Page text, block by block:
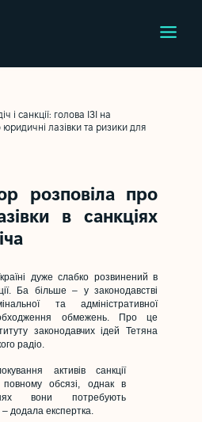
і санкції: голова ІЗІ на
юридичні лазівки та ризики для
розповіла про
в санкціях
дуже слабко розвинений в
Ба більше – у законодавстві
та адміністративної
обходження обмежень. Про це
законодавчих ідей Тетяна
радіо.
активів санкції
повному обсязі, однак в
вони потребують
додала експертка.